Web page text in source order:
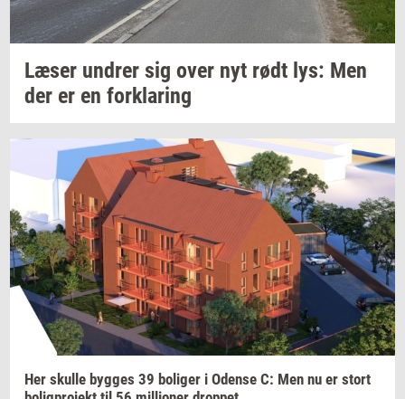
Læser un­drer sig over nyt rødt lys: Men
der er en for­kla­ring
Her skul­le byg­ges 39 bo­li­ger i Oden­se C: Men nu er stort